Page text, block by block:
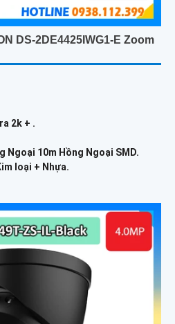
DS-2DE4425IWG1-E Zoom
2k + .
Ngoại 10m Hồng Ngoại SMD.
loại + Nhựa.